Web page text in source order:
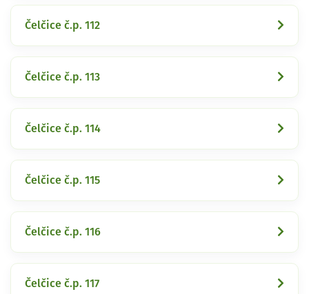
Čelčice č.p. 112
Čelčice č.p. 113
Čelčice č.p. 114
Čelčice č.p. 115
Čelčice č.p. 116
Čelčice č.p. 117